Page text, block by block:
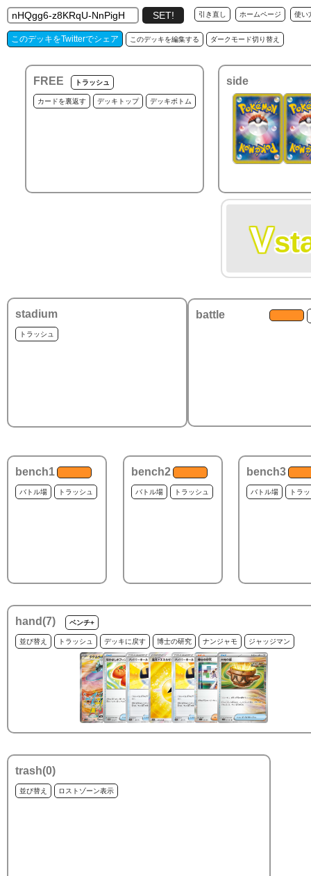
引き直し ホームページ 使い
このデッキをTwitterでシェア このデッキを編集する ダークモード切り替え
FREE トラッシュ
カードを裏返す デッキトップ デッキボトム
side
V
stadium
トラッシュ
battle
bench1
バトル場 トラッシュ
bench2
バトル場 トラッシュ
bench3
バトル場 トラ
hand(7) ベンチ+
並び替え トラッシュ デッキに戻す 博士の研究 ナンジャモ ジャッジマン
trash(0)
並び替え ロストゾーン表示